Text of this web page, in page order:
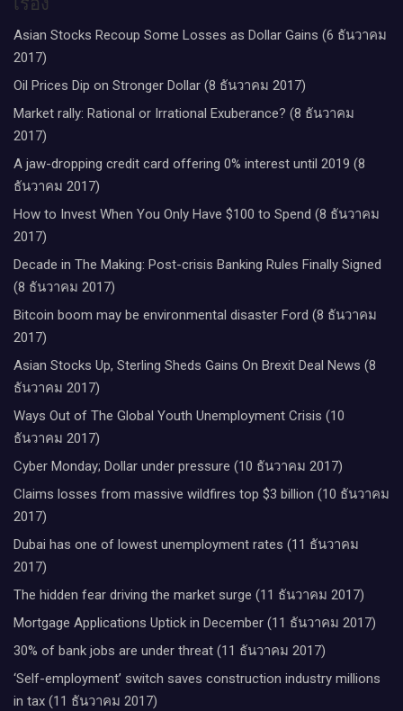
Asian Stocks Recoup Some Losses as Dollar Gains (6 ธันวาคม
2017)
Oil Prices Dip on Stronger Dollar (8 ธันวาคม 2017)
Market rally: Rational or Irrational Exuberance? (8 ธันวาคม
2017)
A jaw-dropping credit card offering 0% interest until 2019 (8
ธันวาคม 2017)
How to Invest When You Only Have $100 to Spend (8 ธันวาคม
2017)
Decade in The Making: Post-crisis Banking Rules Finally Signed
(8 ธันวาคม 2017)
Bitcoin boom may be environmental disaster Ford (8 ธันวาคม
2017)
Asian Stocks Up, Sterling Sheds Gains On Brexit Deal News (8
ธันวาคม 2017)
Ways Out of The Global Youth Unemployment Crisis (10
ธันวาคม 2017)
Cyber Monday; Dollar under pressure (10 ธันวาคม 2017)
Claims losses from massive wildfires top $3 billion (10 ธันวาคม
2017)
Dubai has one of lowest unemployment rates (11 ธันวาคม
2017)
The hidden fear driving the market surge (11 ธันวาคม 2017)
Mortgage Applications Uptick in December (11 ธันวาคม 2017)
30% of bank jobs are under threat (11 ธันวาคม 2017)
‘Self-employment’ switch saves construction industry millions
in tax (11 ธันวาคม 2017)